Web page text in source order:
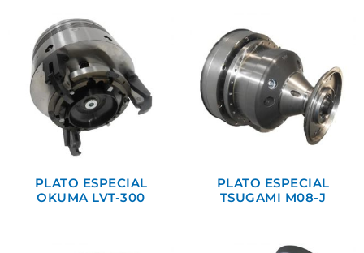
PLATO ESPECIAL
OKUMA LVT-300
PLATO ESPECIAL
TSUGAMI M08-J